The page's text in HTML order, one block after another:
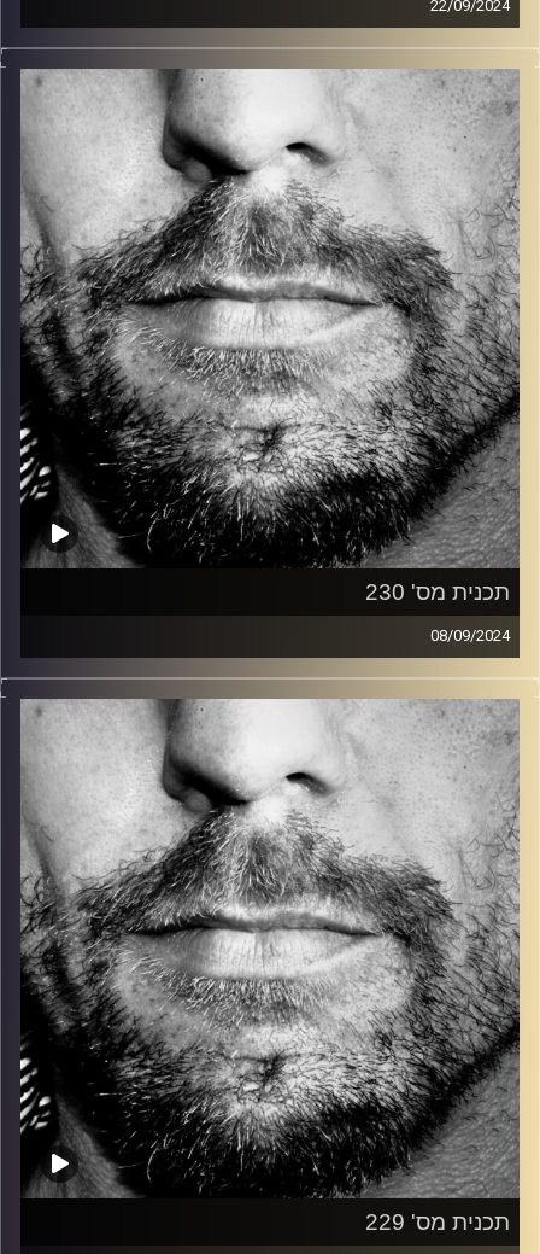
22/09/2024
זיפים, מוזיקה מחוספסת של הופעות חיות. הרבה ג'אם, רוק,
בלוז, bluegrass, ג'אז, Fאנק, פרוגרסיב ואפילו אלקטרוניקה.
כל מה שחי, אמיתי ונושם.
עם שמוליק רגב.
קרדיט תמונות: David Goehring
תכנית מס' 230
08/09/2024
זיפים, מוזיקה מחוספסת של הופעות חיות. הרבה ג'אם, רוק,
בלוז, bluegrass, ג'אז, Fאנק, פרוגרסיב ואפילו אלקטרוניקה.
כל מה שחי, אמיתי ונושם.
עם שמוליק רגב.
קרדיט תמונות: David Goehring
תכנית מס' 229